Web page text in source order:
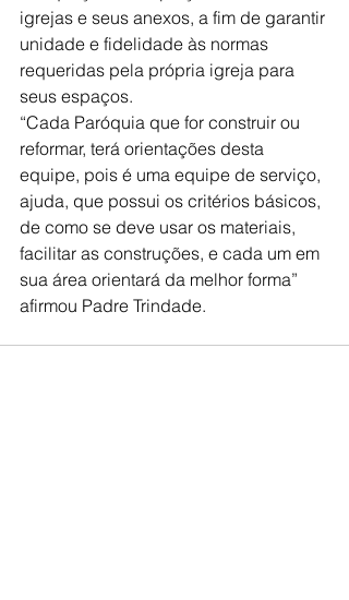
igrejas e seus anexos, a fim de garantir
unidade e fidelidade às normas
requeridas pela própria igreja para
seus espaços.
“Cada Paróquia que for construir ou
reformar, terá orientações desta
equipe, pois é uma equipe de serviço,
ajuda, que possui os critérios básicos,
de como se deve usar os materiais,
facilitar as construções, e cada um em
sua área orientará da melhor forma”
afirmou Padre Trindade.